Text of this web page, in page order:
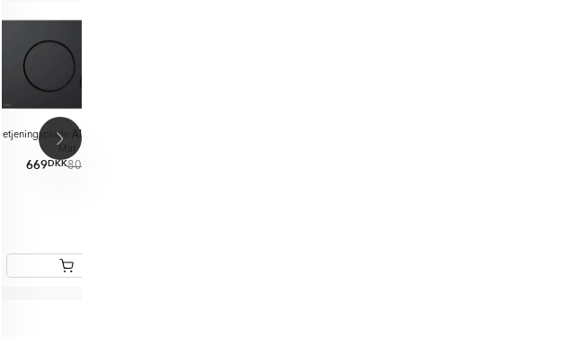
Betjeningsplade Alca
Mat
669DKK806